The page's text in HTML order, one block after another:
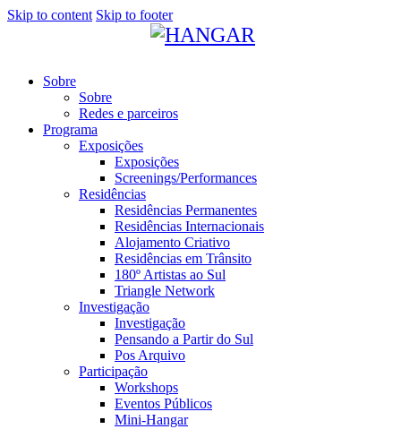
Skip to content Skip to footer
Sobre
Sobre
Redes e parceiros
Programa
Exposições
Exposições
Screenings/Performances
Residências
Residências Permanentes
Residências Internacionais
Alojamento Criativo
Residências em Trânsito
180º Artistas ao Sul
Triangle Network
Investigação
Investigação
Pensando a Partir do Sul
Pos Arquivo
Participação
Workshops
Eventos Públicos
Mini-Hangar